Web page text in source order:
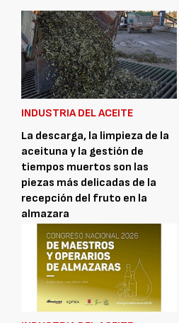
INDUSTRIA DEL ACEITE
La descarga, la limpieza de la
aceituna y la gestión de
tiempos muertos son las
piezas más delicadas de la
recepción del fruto en la
almazara
27 MARZO, 2026